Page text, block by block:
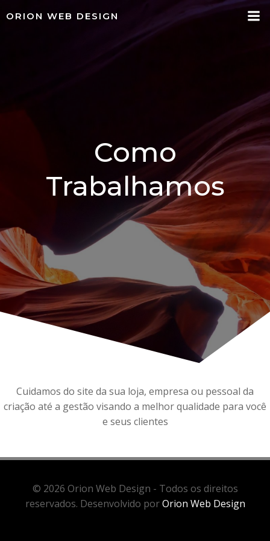
o
ORION WEB DESIGN
Como
Trabalhamos
Cuidamos do site da sua loja, empresa ou pessoal da
criação até a gestão visando a melhor qualidade para você
e seus clientes
© 2026 Orion Web Design - Todos os direitos
reservados. Desenvolvido porOrion Web Design